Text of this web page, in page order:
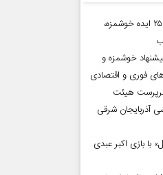
برای شام چی درست کنم؟ | ۲۵ ایده خوشمزه،
چی درست کنم؟ | ۲۰ پیشنهاد خوشمزه و
فوری و اقتصادی
هیئت
آذربایجان شرقی
بازی اکبر عبدی